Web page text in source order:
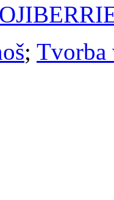
; Tvorba